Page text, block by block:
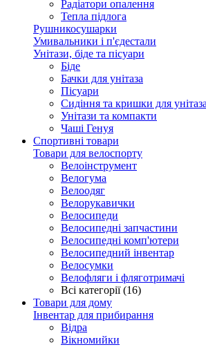
Радіатори опалення
Тепла підлога
Рушникосушарки
Умивальники і п'єдестали
Унітази, біде та пісуари
Біде
Бачки для унітаза
Пісуари
Сидіння та кришки для унітаза
Унітази та компакти
Чаші Генуя
Спортивні товари
Товари для велоспорту
Велоінструмент
Велогума
Велоодяг
Велорукавички
Велосипеди
Велосипедні запчастини
Велосипедні комп'ютери
Велосипедний інвентар
Велосумки
Велофляги і фляготримачі
Всі категорії (16)
Товари для дому
Інвентар для прибирання
Відра
Вікномийки